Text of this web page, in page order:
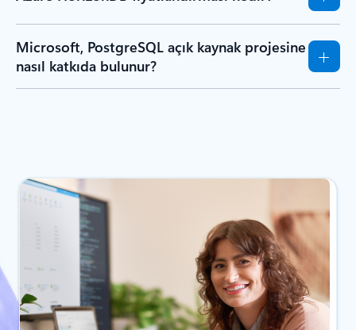
Microsoft, PostgreSQL açık kaynak projesine
nasıl katkıda bulunur?